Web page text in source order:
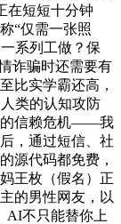
在短短十分钟
“仅需一张照
系列工做？保
诈骗时还需要有
比实学霸还高，
类的认知攻防
的信赖危机——我
，通过短信、社
源代码都免费，
王枚（假名）正
的男性网友，以
AI不只能替你上